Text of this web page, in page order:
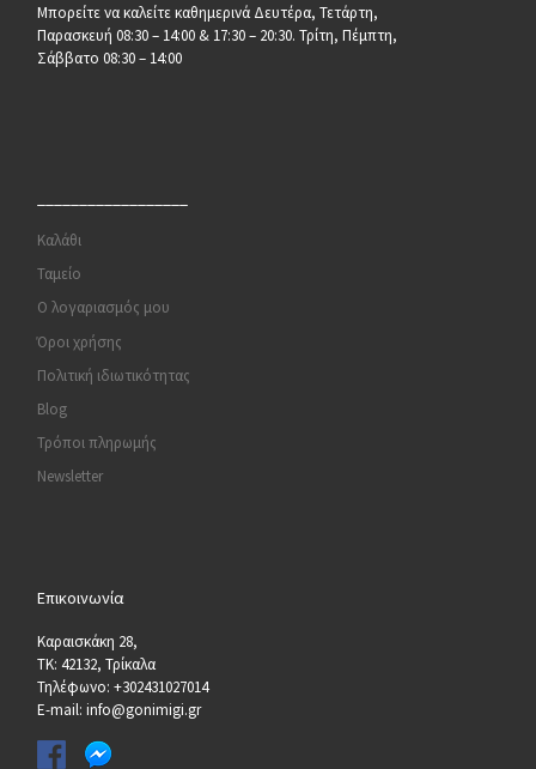
Μπορείτε να καλείτε καθημερινά Δευτέρα, Τετάρτη,
Παρασκευή 08:30 – 14:00 & 17:30 – 20:30. Τρίτη, Πέμπτη,
Σάββατο 08:30 – 14:00
Καλάθι
Ταμείο
Ο λογαριασμός μου
Όροι χρήσης
Πολιτική ιδιωτικότητας
Blog
Τρόποι πληρωμής
Newsletter
Επικοινωνία
Καραισκάκη 28,
ΤΚ: 42132, Τρίκαλα
Τηλέφωνο: +302431027014
E-mail: info@gonimigi.gr